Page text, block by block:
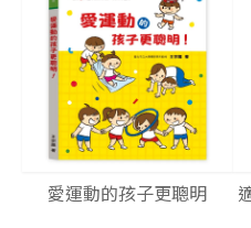
愛運動的孩子更聰明